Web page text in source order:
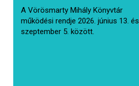
A Vörösmarty Mihály Könyvtár
működési rendje 2026. június 13. és
szeptember 5. között.